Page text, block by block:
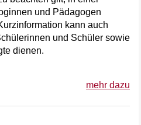
und Pädagogen
kann auch
und Schüler sowie
dienen.
mehr dazu